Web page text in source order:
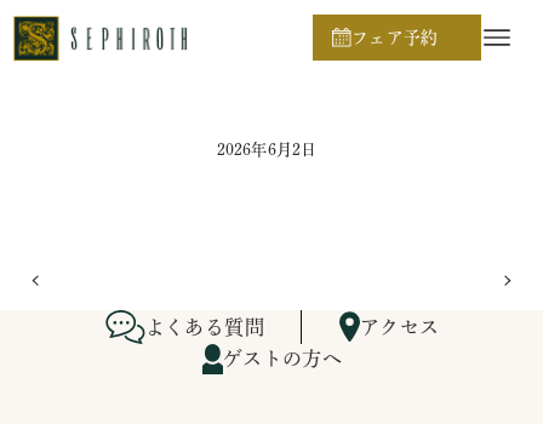
フェア予約
ホーム
2026年6月2日
よくある質問
アクセス
ゲストの方へ